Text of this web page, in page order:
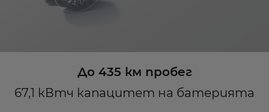
До 435 км пробег
67,1 кВтч капацитет на батерията